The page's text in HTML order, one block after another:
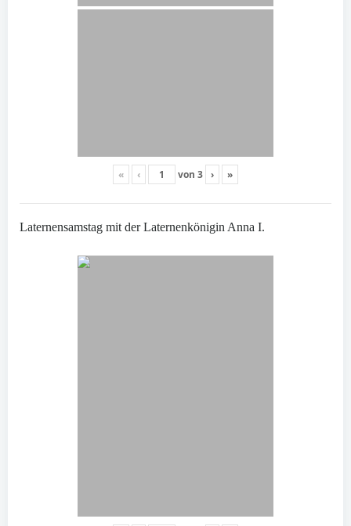
« ‹ von 3 › »
Laternensamstag mit der Laternenkönigin Anna I.